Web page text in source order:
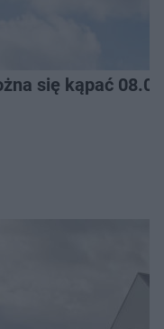
się kąpać